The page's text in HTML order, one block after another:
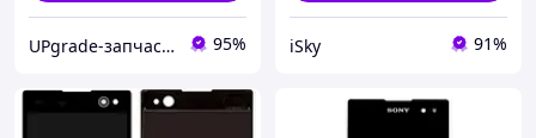
UPgrade-запчасти для мобильных телефонов и планшетов 95% iSky 91%